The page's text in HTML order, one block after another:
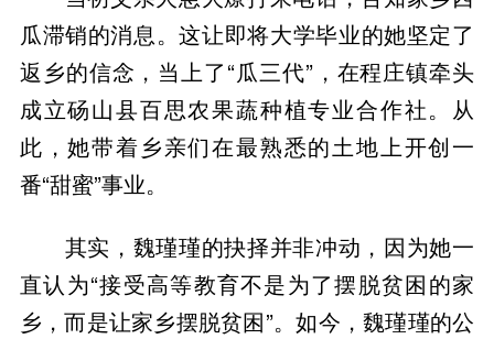
瓜滞销的消息。这让即将大学毕业的她坚定了
返乡的信念，当上了“瓜三代”，在程庄镇牵头
成立砀山县百思农果蔬种植专业合作社。从
此，她带着乡亲们在最熟悉的土地上开创一
其实，魏瑾瑾的抉择并非冲动，因为她一
直认为“接受高等教育不是为了摆脱贫困的家
乡，而是让家乡摆脱贫困”。如今，魏瑾瑾的公